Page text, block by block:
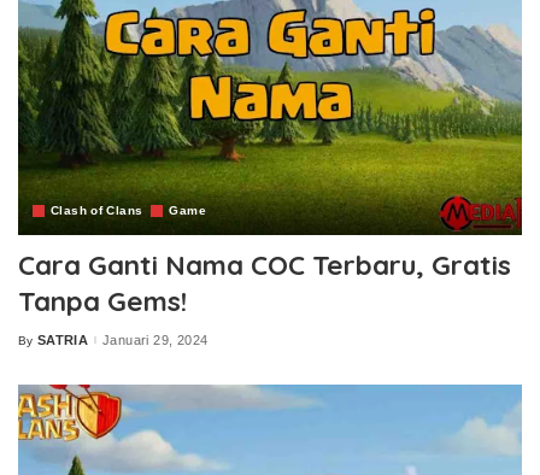
Clash of Clans Game
Cara Ganti Nama COC Terbaru, Gratis
Tanpa Gems!
Posted
By SATRIA Januari 29, 2024